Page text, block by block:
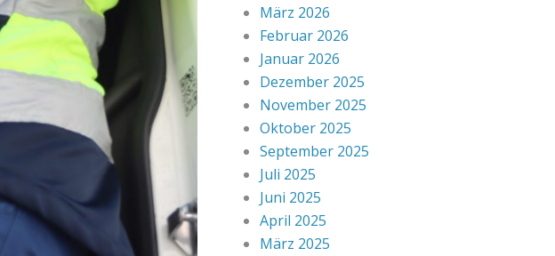
März 2026
Februar 2026
Januar 2026
Dezember 2025
November 2025
Oktober 2025
September 2025
Juli 2025
Juni 2025
April 2025
März 2025